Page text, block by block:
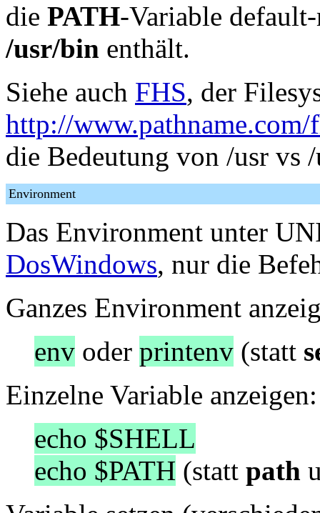
die PATH-Variable
/usr/bin enthält.
Siehe auch FHS, der
http://www.pathname.com/
die Bedeutung von /usr vs
Environment
Das Environment unter
DosWindows, nur die
Ganzes Environment
env oder printenv (statt
Einzelne Variable anzeigen:
echo $SHELL
echo $PATH (statt path